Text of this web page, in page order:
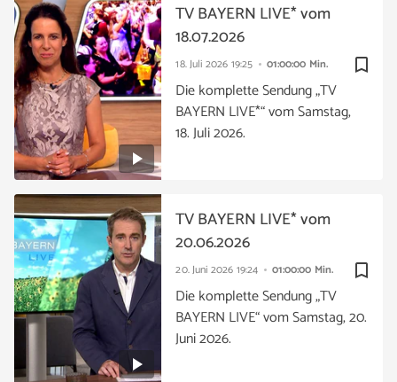
bookmark_border
18. Juli 2026 19:25 01:00:00 Min.
TV BAYERN LIVE* vom
18.07.2026
Die komplette Sendung „TV
BAYERN LIVE*“ vom Samstag,
18. Juli 2026.
bookmark_border
20. Juni 2026 19:24 01:00:00 Min.
TV BAYERN LIVE* vom
20.06.2026
Die komplette Sendung „TV
BAYERN LIVE“ vom Samstag, 20.
Juni 2026.